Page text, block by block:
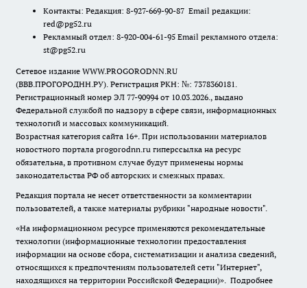
Контакты: Редакция: 8-927-669-90-87 Email редакции:
red@pg52.ru
Рекламный отдел: 8-920-004-61-95 Email рекламного отдела:
st@pg52.ru
Сетевое издание WWW.PROGORODNN.RU
(ВВВ.ПРОГОРОДНН.РУ). Регистрация РКН: №: 7378360181.
Регистрационный номер ЭЛ 77-90994 от 10.03.2026., выдано
Федеральной службой по надзору в сфере связи, информационных
технологий и массовых коммуникаций.
Возрастная категория сайта 16+. При использовании материалов
новостного портала progorodnn.ru гиперссылка на ресурс
обязательна, в противном случае будут применены нормы
законодательства РФ об авторских и смежных правах.
Редакция портала не несет ответственности за комментарии
пользователей, а также материалы рубрики "народные новости".
«На информационном ресурсе применяются рекомендательные
технологии (информационные технологии предоставления
информации на основе сбора, систематизации и анализа сведений,
относящихся к предпочтениям пользователей сети "Интернет",
находящихся на территории Российской Федерации)». Подробнее